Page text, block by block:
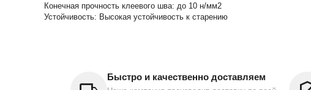
Конечная прочность клеевого шва: до 10 н/мм2
Устойчивость: Высокая устойчивость к старению
Быстро и качественно доставляем